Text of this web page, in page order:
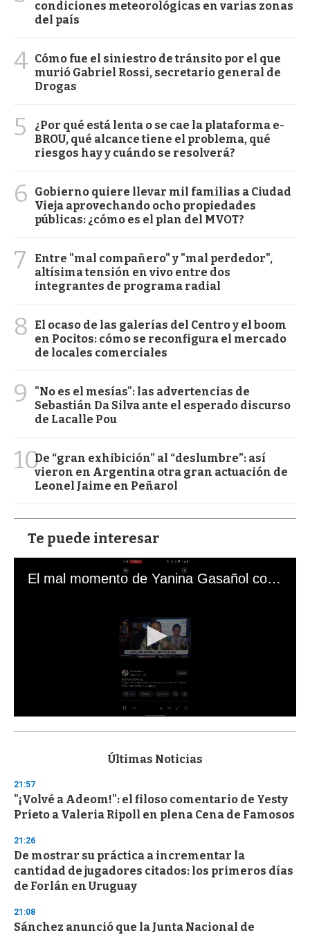
condiciones meteorológicas en varias zonas
del país
4 Cómo fue el siniestro de tránsito por el que
murió Gabriel Rossi, secretario general de
Drogas
5
¿Por qué está lenta o se cae la plataforma e-
BROU, qué alcance tiene el problema, qué
riesgos hay y cuándo se resolverá?
6
Gobierno quiere llevar mil familias a Ciudad
Vieja aprovechando ocho propiedades
públicas: ¿cómo es el plan del MVOT?
7
Entre "mal compañero" y "mal perdedor",
altísima tensión en vivo entre dos
integrantes de programa radial
8
El ocaso de las galerías del Centro y el boom
en Pocitos: cómo se reconfigura el mercado
de locales comerciales
9
"No es el mesías": las advertencias de
Sebastián Da Silva ante el esperado discurso
de Lacalle Pou
10De “gran exhibición” al “deslumbre”: así
vieron en Argentina otra gran actuación de
Leonel Jaime en Peñarol
Te puede interesar
El mal momento de Yanina Gasañol con un hincha argentino en "Subrayado"
s
d
s
o
f
3
s
e
c
o
d
s
Últimas Noticias
21:57
"¡Volvé a Adeom!": el filoso comentario de Yesty
Prieto a Valeria Ripoll en plena Cena de Famosos
21:26
De mostrar su práctica a incrementar la
cantidad de jugadores citados: los primeros días
de Forlán en Uruguay
21:08
Sánchez anunció que la Junta Nacional de